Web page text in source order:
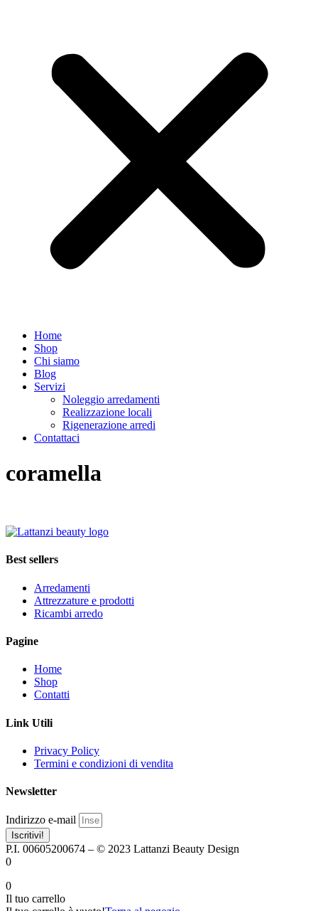
Home
Shop
Chi siamo
Blog
Servizi
Noleggio arredamenti
Realizzazione locali
Rigenerazione arredi
Contattaci
coramella
Best sellers
Arredamenti
Attrezzature e prodotti
Ricambi arredo
Pagine
Home
Shop
Contatti
Link Utili
Privacy Policy
Termini e condizioni di vendita
Newsletter
Indirizzo e-mail
Iscritivi!
P.I. 00605200674 – © 2023 Lattanzi Beauty Design
0
0
Il tuo carrello